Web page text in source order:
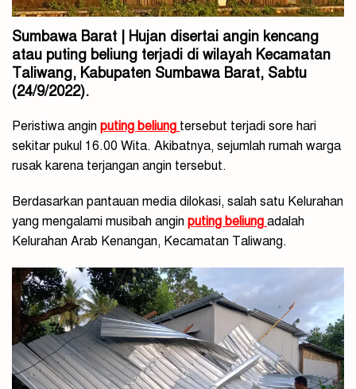
Sumbawa Barat | Hujan disertai angin kencang
atau puting beliung terjadi di wilayah Kecamatan
Taliwang, Kabupaten Sumbawa Barat, Sabtu
(24/9/2022).
Peristiwa angin puting beliung tersebut terjadi sore hari
sekitar pukul 16.00 Wita. Akibatnya, sejumlah rumah warga
rusak karena terjangan angin tersebut.
Berdasarkan pantauan media dilokasi, salah satu Kelurahan
yang mengalami musibah angin puting beliung adalah
Kelurahan Arab Kenangan, Kecamatan Taliwang.